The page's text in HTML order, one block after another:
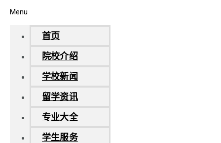
Menu
首页
院校介绍
学校新闻
留学资讯
专业大全
学生服务